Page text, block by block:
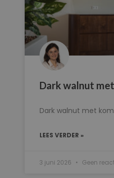
Dark walnut
Dark walnut met
LEES VERDER »
3 juni 2026 Geen